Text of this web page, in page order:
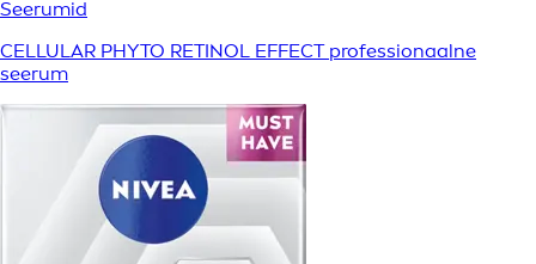
Seerumid
CELLULAR PHYTO RETINOL EFFECT professionaalne
seerum